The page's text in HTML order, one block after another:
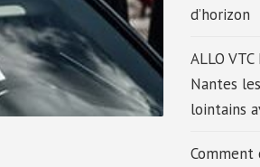
d’horizon
ALLO
Nantes
lointains
Comment